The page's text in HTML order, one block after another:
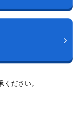
ださい。